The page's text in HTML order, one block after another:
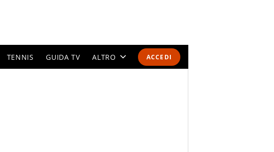
ACCEDI
TENNIS GUIDA TV ALTRO